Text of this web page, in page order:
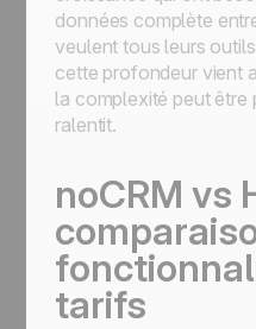
données complète
veulent tous leurs
cette profondeur vient
la complexité peut être
ralentit.
noCRM vs
tarifs